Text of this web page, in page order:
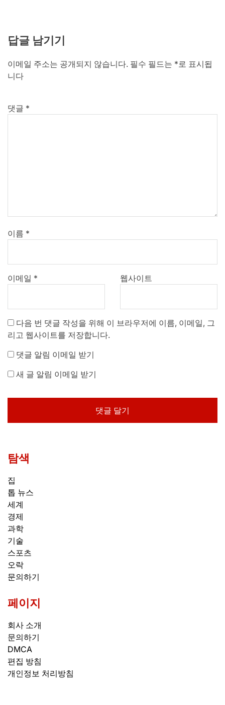
답글 남기기
이메일 주소는 공개되지 않습니다. 필수 필드는 * 로 표시됩
니다
댓글 *
이름 *
이메일 * 웹사이트
다음 번 댓글 작성을 위해 이 브라우저에 이름, 이메일, 그
리고 웹사이트를 저장합니다.
댓글 알림 이메일 받기
새 글 알림 이메일 받기
탐색
집
톱 뉴스
세계
경제
과학
기술
스포츠
오락
문의하기
페이지
회사 소개
문의하기
DMCA
편집 방침
개인정보 처리방침